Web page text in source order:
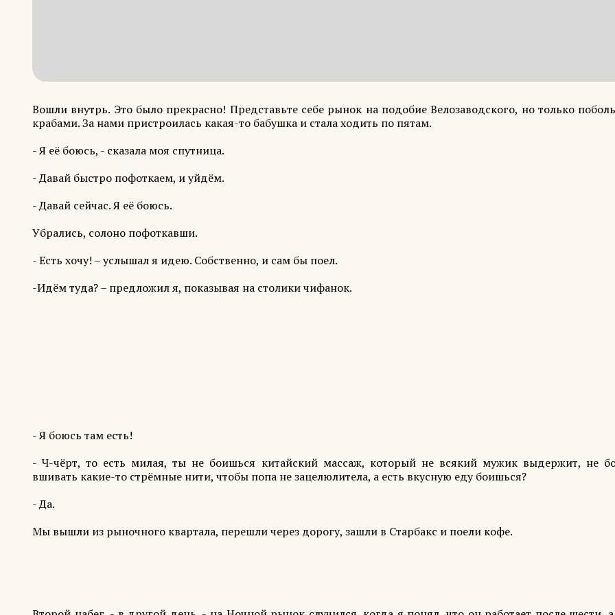
Вошли внутрь. Это было прекрасно! Представьте себе рынок на подобие Велозаводского, но только
крабами. За нами пристроилась какая-то бабушка и стала ходить по пятам.
- Я её боюсь, - сказала моя спутница.
- Давай быстро пофоткаем, и уйдём.
- Давай сейчас. Я её боюсь.
Убрались, солоно пофоткавши.
- Есть хочу! – услышал я идею. Собственно, и сам бы поел.
-Идём туда? – предложил я, показывая на столики чифанок.
- Я боюсь там есть!
- Ч-чёрт, то есть милая, ты не боишься китайский массаж, который не всякий мужик выдержит, не
вшивать какие-то стрёмные нити, чтобы попа не зацелюлитела, а есть вкусную еду боишься?
- Да.
Мы вышли из рыночного квартала, перешли через дорогу, зашли в Старбакс и поели кофе.